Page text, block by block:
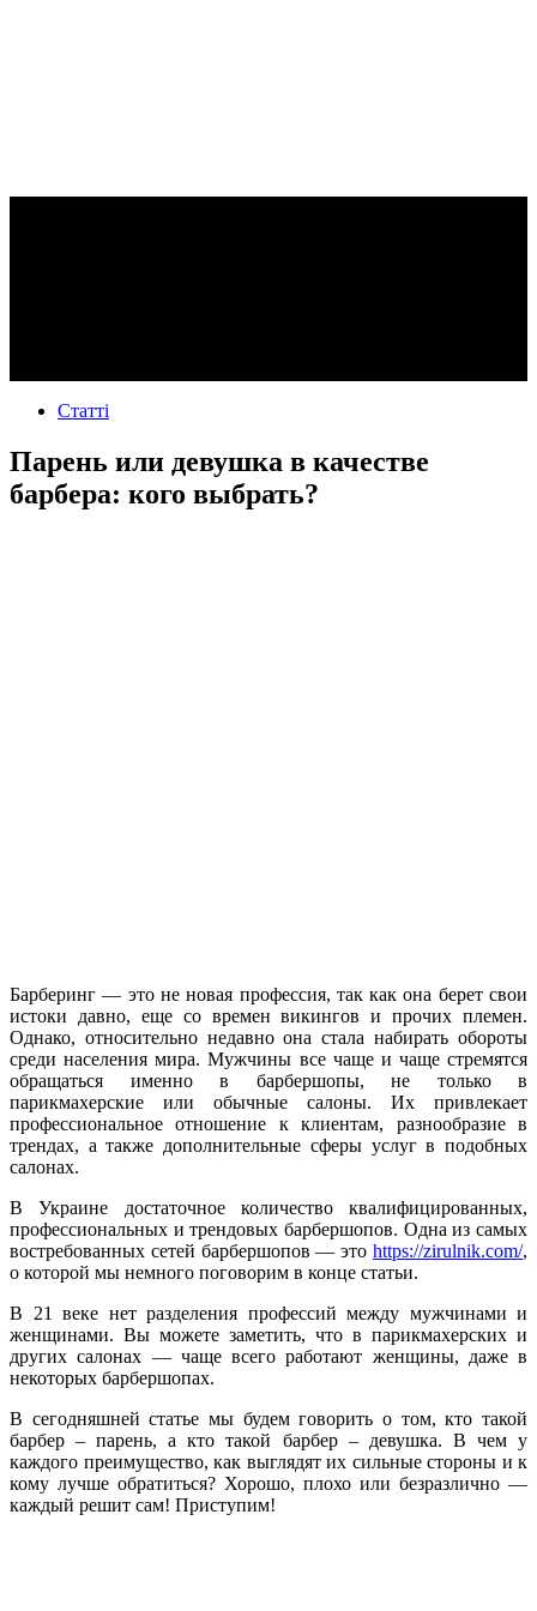
Статті
Парень или девушка в качестве
барбера: кого выбрать?
Барберинг — это не новая профессия, так как она берет свои
истоки давно, еще со времен викингов и прочих племен.
Однако, относительно недавно она стала набирать обороты
среди населения мира. Мужчины все чаще и чаще стремятся
обращаться именно в барбершопы, не только в
парикмахерские или обычные салоны. Их привлекает
профессиональное отношение к клиентам, разнообразие в
трендах, а также дополнительные сферы услуг в подобных
салонах.
В Украине достаточное количество квалифицированных,
профессиональных и трендовых барбершопов. Одна из самых
востребованных сетей барбершопов — это https://zirulnik.com/,
о которой мы немного поговорим в конце статьи.
В 21 веке нет разделения профессий между мужчинами и
женщинами. Вы можете заметить, что в парикмахерских и
других салонах — чаще всего работают женщины, даже в
некоторых барбершопах.
В сегодняшней статье мы будем говорить о том, кто такой
барбер – парень, а кто такой барбер – девушка. В чем у
каждого преимущество, как выглядят их сильные стороны и к
кому лучше обратиться? Хорошо, плохо или безразлично —
каждый решит сам! Приступим!